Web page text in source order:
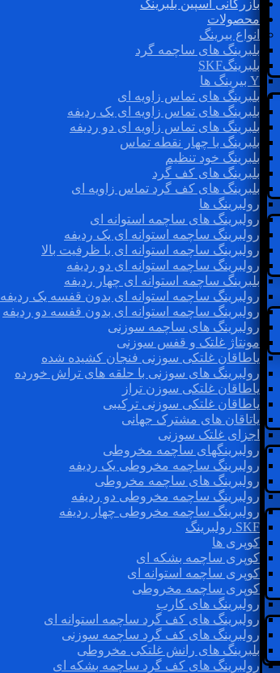
بازرگانی اسپین بلبرینگ
محصولات
انواع بیرینگ
بلبرینگ های ساچمه گرد
بلبرینگSKF
Y بیرینگ ها
بلبرینگ های تماس زاویه ای
بلبرینگ های تماس زاویه ای یک ردیفه
بلبرینگ های تماس زاویه ای دو ردیفه
بلبرینگ با چهار نقطه تماس
بلبرینگ خود تنظیم
بلبرینگ های کف گرد
بلبرینگ های کف گرد تماس زاویه ای
رولبرینگ ها
رولبرینگ های ساچمه استوانه ای
رولبرینگ ساچمه استوانه ای یک ردیفه
رولبرینگ ساچمه استوانه ای با ظرفیت بالا
رولبرینگ ساچمه استوانه ای دو ردیفه
بلبرینگ ساچمه استوانه ای چهار ردیفه
رولبرینگ ساچمه استوانه ای بدون قفسه یک ردیفه
رولبرینگ ساچمه استوانه ای بدون قفسه دو ردیفه
رولبرینگ های ساچمه سوزنی
مونتاژ غلتک و قفس سوزنی
یاطاقان غلتکی سوزنی فنجان کشیده شده
رولبرینگ های سوزنی با حلقه های تراش خورده
یاطاقان غلتکی سوزن تراز
یاطاقان غلتکی سوزنی ترکیبی
یاتاقان های مشترک جهانی
اجزای غلتک سوزنی
رولبرینگهای ساچمه مخروطی
رولبرینگ ساچمه مخروطی یک ردیفه
رولبرینگ های ساچمه مخروطی
رولبرینگ ساچمه مخروطی دو ردیفه
رولبرینگ ساچمه مخروطی چهار ردیفه
SKF رولبرینگ
کوپری ها
کوپری ساچمه بشکه ای
کوپری ساچمه استوانه ای
کوپری ساچمه مخروطی
رولبرینگ های کارب
رولبرینگ های کف گرد ساچمه استوانه ای
رولبرینگ های کف گرد ساچمه سوزنی
بلبرینگ های رانش غلتکی مخروطی
رولبرینگ های کف گرد ساچمه بشکه ای